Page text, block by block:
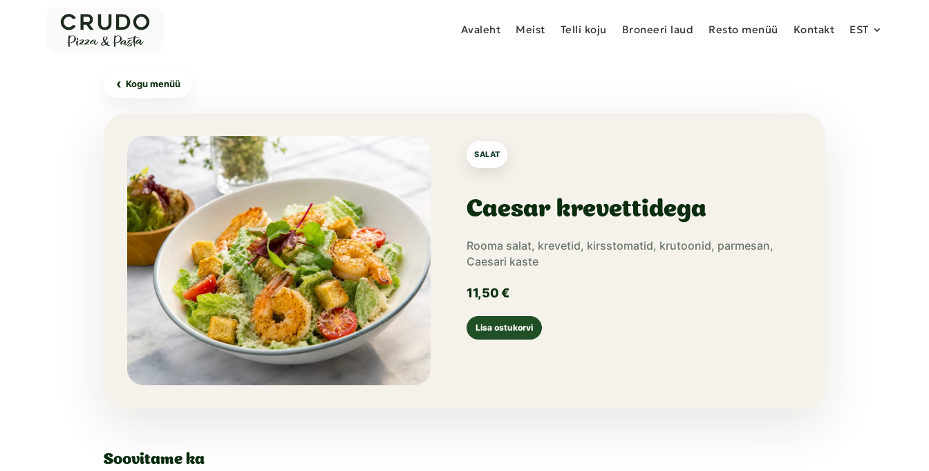
Avaleht Meist Telli koju Broneeri laud Resto menüü Kontakt EST
‹ Kogu menüü
SALAT
Caesar krevettidega
Rooma salat, krevetid, kirsstomatid, krutoonid, parmesan,
Caesari kaste
11,50€
Lisa ostukorvi
Soovitame ka